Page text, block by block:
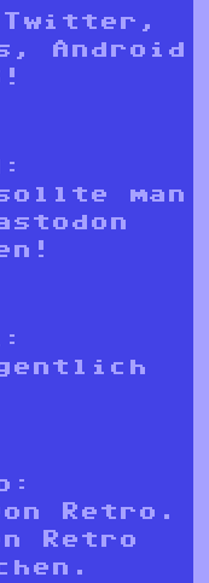
Android
man
Retro.
Retro